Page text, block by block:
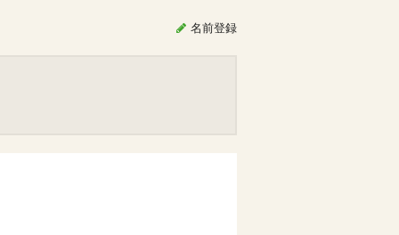
名前登録